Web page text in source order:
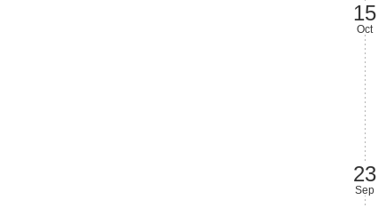
15
Oct
23
Sep